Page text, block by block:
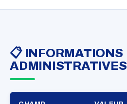
📋 INFORMATIONS
ADMINISTRATIVES